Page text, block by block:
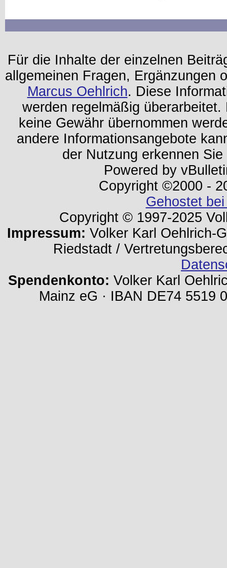
Für die Inhalte der einzelnen
allgemeinen Fragen, Ergänzungen
Marcus Oehlrich. Diese
werden regelmäßig
keine Gewähr übernommen
andere Informationsangebote
der Nutzung erkennen
Powered by
Copyright ©2000 -
Gehostet
Copyright © 1997-2025
Impressum: Volker Karl Oehlrich-
Riedstadt /
Spendenkonto: Volker Karl
Mainz eG · IBAN DE74 5519